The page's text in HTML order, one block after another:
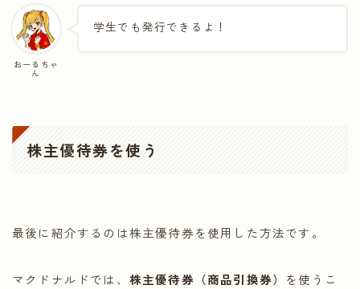
おーるちゃ
ん
学生でも発行できるよ！
株主優待券を使う
最後に紹介するのは株主優待券を使用した方法です。
マクドナルドでは、 株主優待券（商品引換券） を使うこ